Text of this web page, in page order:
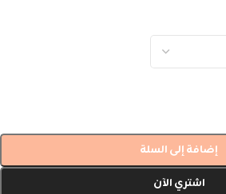
إضافة إلى السلة
اشتري الآن